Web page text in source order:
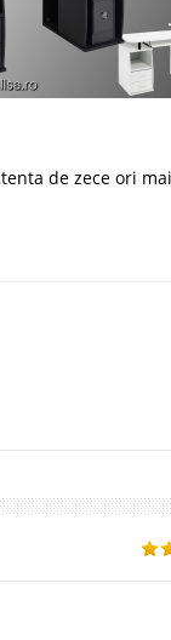
de zece ori mai